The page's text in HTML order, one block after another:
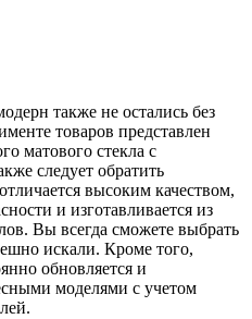
также не остались без
товаров представлен
матового стекла с
следует обратить
высоким качеством,
и изготавливается из
Вы всегда сможете выбрать
искали. Кроме того,
обновляется и
моделями с учетом